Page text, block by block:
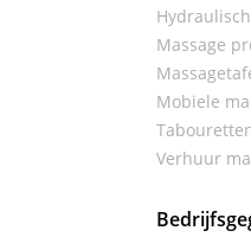
Massage
Mobiele
Verhuur